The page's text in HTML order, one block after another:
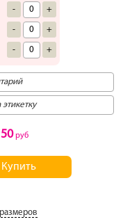
- +
- +
- +
руб
Купить